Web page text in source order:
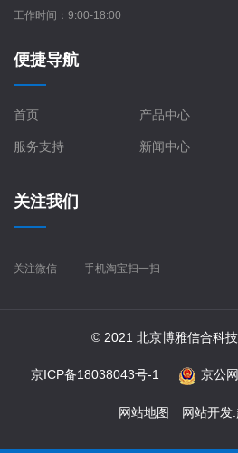
工作时间：9:00-18:00
便捷导航
首页 产品中心
服务支持 新闻中心
关注我们
关注微信 手机淘宝扫一扫
© 2021 北京博雅信合科
京ICP备18038043号-1 京公
网站地图 网站开发: